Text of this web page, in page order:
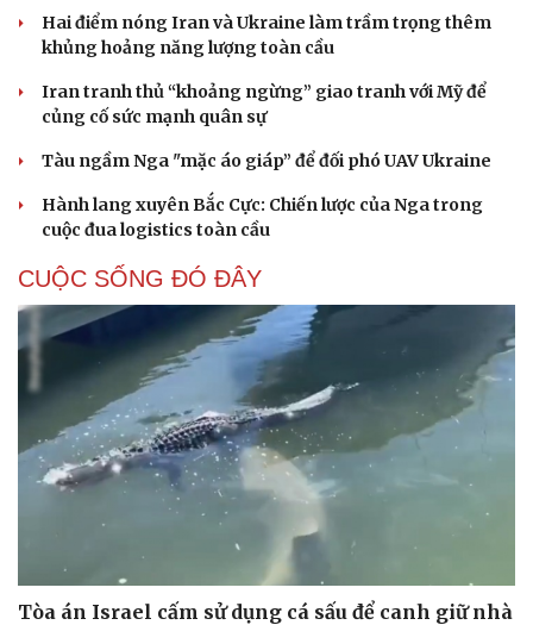
Cải chính
Hai điểm nóng Iran và Ukraine làm trầm trọng thêm
khủng hoảng năng lượng toàn cầu
Iran tranh thủ “khoảng ngừng” giao tranh với Mỹ để
củng cố sức mạnh quân sự
Tàu ngầm Nga "mặc áo giáp” để đối phó UAV Ukraine
Hành lang xuyên Bắc Cực: Chiến lược của Nga trong
cuộc đua logistics toàn cầu
CUỘC SỐNG ĐÓ ĐÂY
Tòa án Israel cấm sử dụng cá sấu để canh giữ nhà